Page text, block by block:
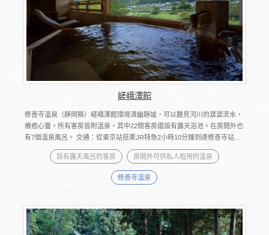
嵯峨澤館
修善寺溫泉（靜岡縣）嵯峨澤館環境清幽靜謐，可以聽見河川的潺潺流水，
療癒心靈。所有客房皆附溫泉，其中22間客房還設有露天浴池。在房間外也
有7個溫泉風呂。 交通：從東京站搭乘JR特急2小時10分鐘到達修善寺站...
設有露天風呂的客房 房間外可供私人租用的溫泉
修善寺溫泉